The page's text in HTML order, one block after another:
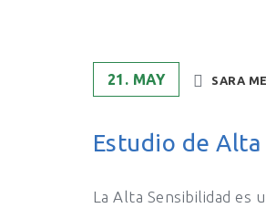
21. MAY SARA
Estudio de
La Alta Sensibilidad es